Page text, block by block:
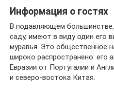
Информация о гостях
В подавляющем большинстве,
саду, имеют в виду один его
муравья. Это общественное
широко распространено: его
Евразии от Португалии и
и северо-востока Китая.